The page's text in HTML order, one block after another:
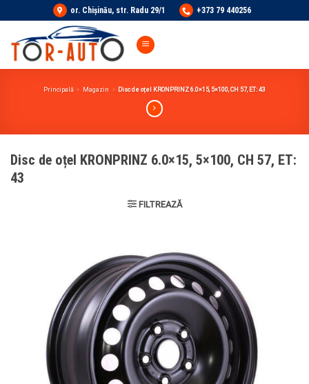
to
or. Chișinău, str. Radu 29/1 +373 79 440256
Principală » Magazin » Disc de oțel KRONPRINZ 6.0×15, 5×100, CH 57, ET: 43
Disc de oțel KRONPRINZ 6.0×15, 5×100, CH 57, ET:
43
FILTREAZĂ